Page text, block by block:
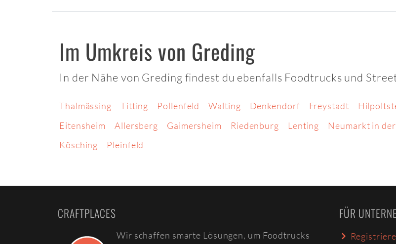
Im Umkreis von Greding
In der Nähe von Greding findest du ebenfalls Foodtrucks und
Thalmässing Titting Pollenfeld Walting Denkendorf Freystadt
Eitensheim
Allersberg Gaimersheim Riedenburg Lenting Neumarkt in
Kösching
Pleinfeld
CRAFTPLACES
Wir schaffen smarte Lösungen, um Foodtrucks
FÜR